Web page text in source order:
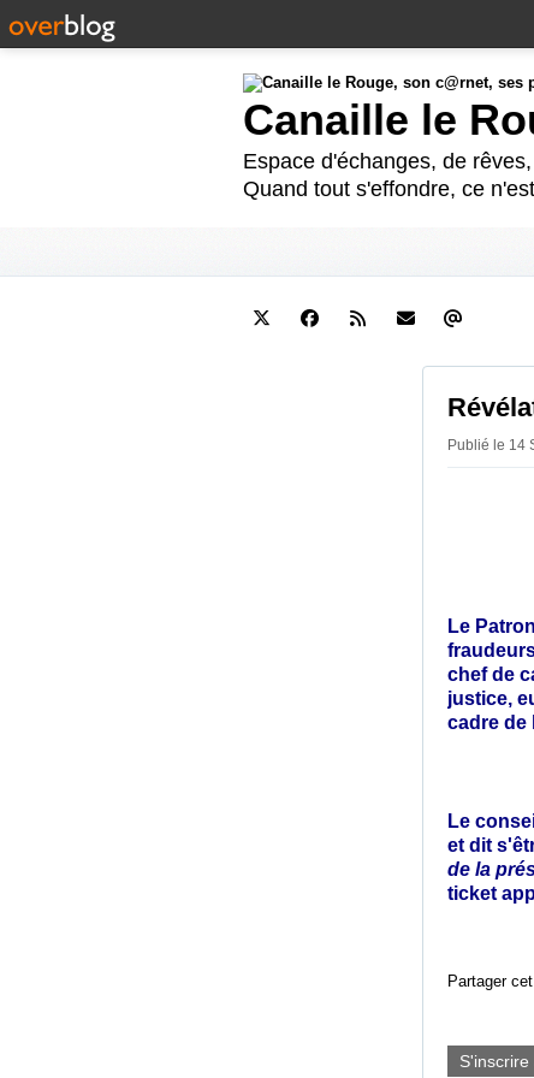
Canaille le
Espace d'échanges, de
Quand tout s'effondre, ce
Publié le 14
Le
chef de
justice,
cadre de
Le
et dit
de la
ticket
Partager